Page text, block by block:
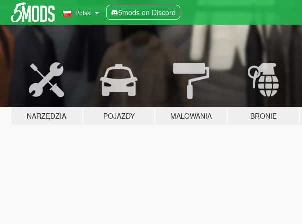
Polski 5mods on Discord
NARZĘDZIA POJAZDY MALOWANIA BRONIE